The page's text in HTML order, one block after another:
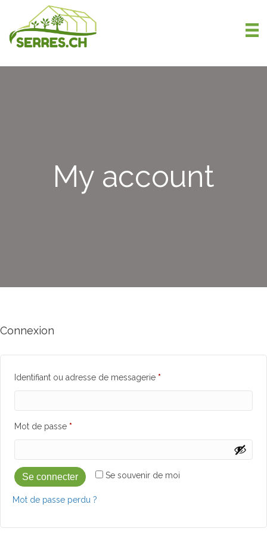
My account
Connexion
Identifiant ou adresse de messagerie *
Mot de passe *
Alternative: Se souvenir de moi
Se connecter
Mot de passe perdu ?